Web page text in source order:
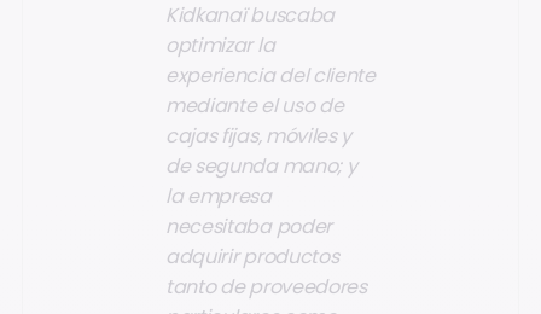
Kidkanaï buscaba
optimizar la
experiencia del cliente
mediante el uso de
cajas fijas, móviles y
de segunda mano; y
la empresa
necesitaba poder
adquirir productos
tanto de proveedores